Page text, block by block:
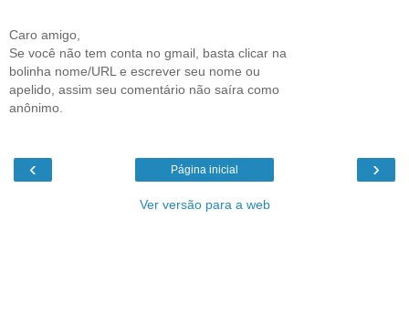
Caro amigo,
Se você não tem conta no gmail, basta clicar na
bolinha nome/URL e escrever seu nome ou
apelido, assim seu comentário não saíra como
anônimo.
‹ ›
Página inicial
Ver versão para a web